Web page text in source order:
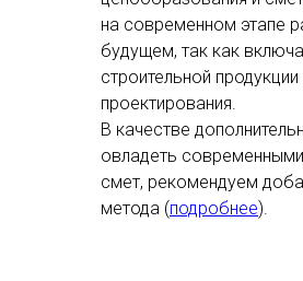
на современном этапе
будущем, так как
строительной
проектирования.
В качестве
овладеть
смет, рекомендуем
метода (подробнее).